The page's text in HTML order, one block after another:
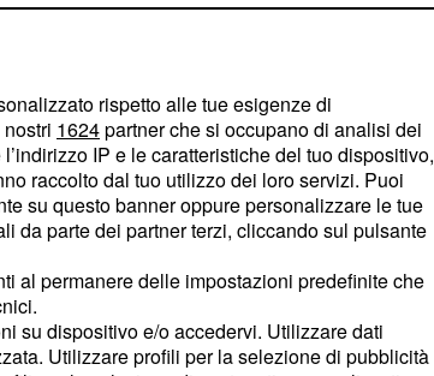
rispetto alle tue esigenze di
1624partner che si occupano di analisi dei
IP e le caratteristiche del tuo dispositivo,
raccolto dal tuo utilizzo dei loro servizi. Puoi
su questo banner oppure personalizzare le tue
da parte dei partner terzi, cliccando sul pulsante
al permanere delle impostazioni predefinite che
su dispositivo e/o accedervi. Utilizzare dati
Utilizzare profili per la selezione di pubblicità